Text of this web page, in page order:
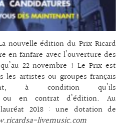
nouvelle édition du Prix Ricard
en fanfare avec l’ouverture des
22 novembre ! Le Prix est
artistes ou groupes français
à condition qu’ils
ou en contrat d’édition. Au
2018 : une dotation de
livemusic.com